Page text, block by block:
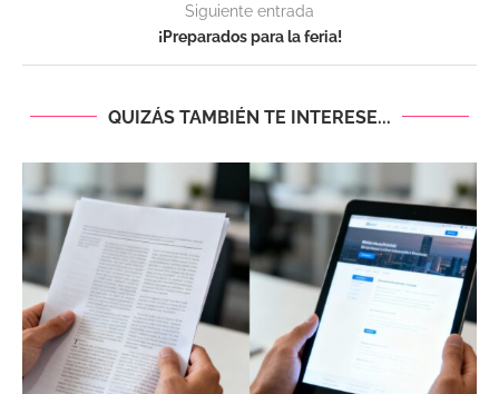
Siguiente entrada
¡Preparados para la feria!
QUIZÁS TAMBIÉN TE INTERESE...